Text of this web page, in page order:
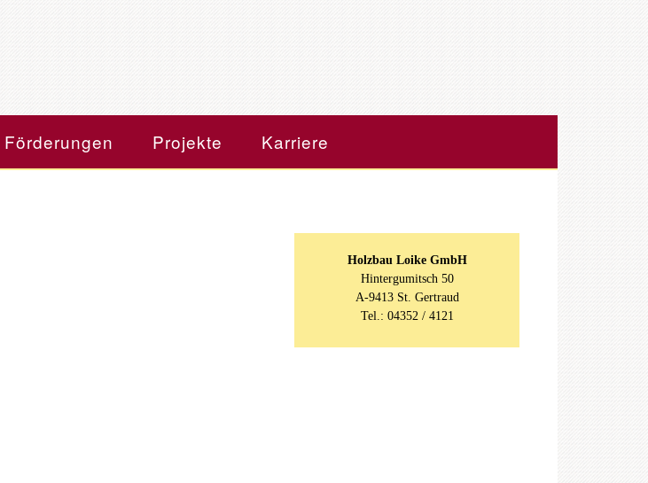
Förderungen Projekte Karriere
Holzbau Loike GmbH
Hintergumitsch 50
A-9413 St. Gertraud
Tel.: 04352 / 4121